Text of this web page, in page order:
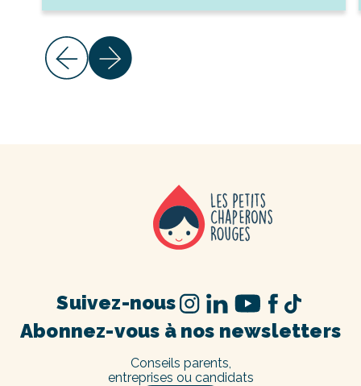
Abonnez-vous à nos newsletters
Conseils parents,
entreprises ou candidats
Suivez-nous